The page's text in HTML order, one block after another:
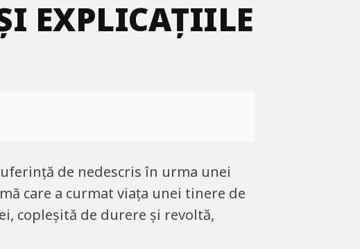
EXPLICAȚIILE
de nedescris în urma unei
care a curmat viața unei tinere de
copleșită de durere și revoltă,